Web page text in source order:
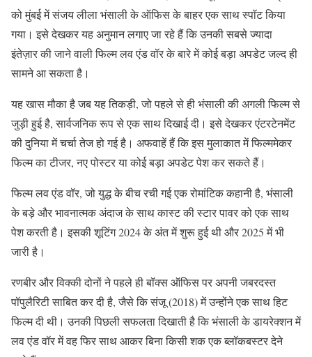
को मुंबई में संजय लीला भंसाली के ऑफिस के बाहर एक साथ स्पॉट किया
गया। इसे देखकर यह अनुमान लगाए जा रहे हैं कि उनकी सबसे ज्यादा
इंतेज़ार की जाने वाली फिल्म लव एंड वॉर के बारे में कोई बड़ा अपडेट जल्द ही
सामने आ सकता है।
यह खास मौका है जब यह तिकड़ी, जो पहले से ही भंसाली की अगली फिल्म से
जुड़ी हुई है, सार्वजनिक रूप से एक साथ दिखाई दी। इसे देखकर एंटरटेनमेंट
की दुनिया में चर्चा तेज हो गई है। अफवाहें हैं कि इस मुलाकात में फिल्ममेकर
फिल्म का टीजर, नए पोस्टर या कोई बड़ा अपडेट पेश कर सकते हैं।
फिल्म लव एंड वॉर, जो युद्ध के बीच रची गई एक रोमांटिक कहानी है, भंसाली
के बड़े और भावनात्मक अंदाज के साथ कास्ट की स्टार पावर को एक साथ
पेश करती है। इसकी शूटिंग 2024 के अंत में शुरू हुई थी और 2025 में भी
जारी है।
रणबीर और विक्की दोनों ने पहले ही बॉक्स ऑफिस पर अपनी जबरदस्त
पॉपुलैरिटी साबित कर दी है, जैसे कि संजू (2018) में उन्होंने एक साथ हिट
फिल्म दी थी। उनकी पिछली सफलता दिखाती है कि भंसाली के डायरेक्शन में
लव एंड वॉर में वह फिर साथ आकर बिना किसी शक एक ब्लॉकबस्टर देने